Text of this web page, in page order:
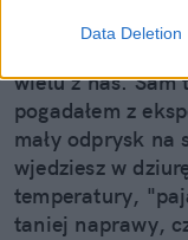
Data Deletion
Wydaje ci się,
wielu z nas. Sam
pogadałem z
mały odprysk
wjedziesz w
temperatury,
taniej naprawy,